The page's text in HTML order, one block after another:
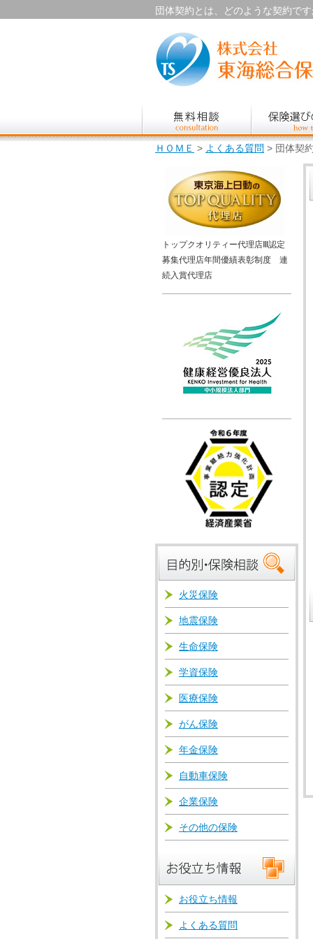
団体契約とは、どのような契約で
ＨＯＭＥ > よくある質問 > 団体契
トップクオリティー代理店Ⅲ認定
募集代理店年間優績表彰制度 連
続入賞代理店
火災保険
地震保険
生命保険
学資保険
医療保険
がん保険
年金保険
自動車保険
企業保険
その他の保険
お役立ち情報
よくある質問